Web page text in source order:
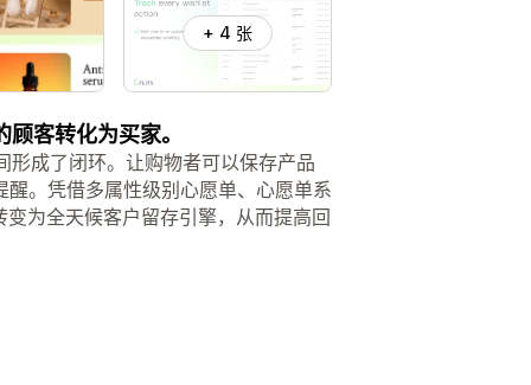
+ 4 张
客转化为买家。
成了闭环。让购物者可以保存产品
。凭借多属性级别心愿单、心愿单系
为全天候客户留存引擎，从而提高回